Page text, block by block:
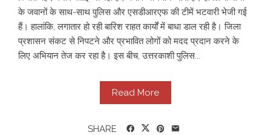
के जवानों के साथ-साथ पुलिस और एसडीआरएफ की टीमें भटवारी भेजी गई
हैं। हालांकि, लगातार हो रही बारिश राहत कार्यों में बाधा डाल रही है। जिला
प्रशासन संकट से निपटने और प्रभावित लोगों को मदद प्रदान करने के
लिए अभियान तेज कर रहा है। इस बीच, उत्तरकाशी पुलिस...
Read More
SHARE